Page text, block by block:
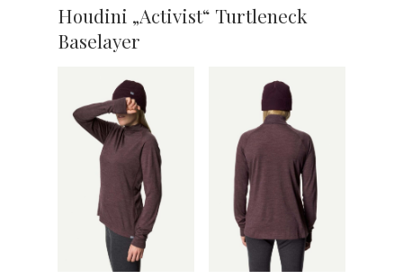
Houdini „Activist“ Turtleneck
Baselayer